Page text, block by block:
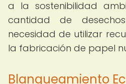
a la sostenibilidad
cantidad de
necesidad de utilizar
la fabricación de papel
Blanqueamiento